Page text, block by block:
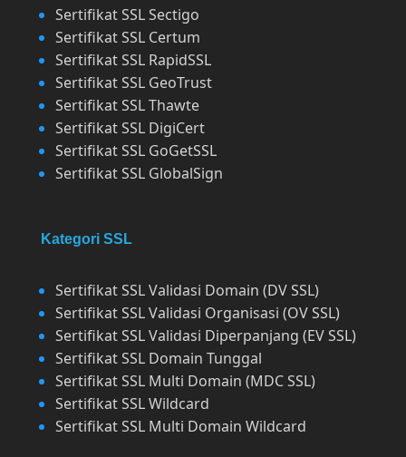
Sertifikat SSL Sectigo
Sertifikat SSL Certum
Sertifikat SSL RapidSSL
Sertifikat SSL GeoTrust
Sertifikat SSL Thawte
Sertifikat SSL DigiCert
Sertifikat SSL GoGetSSL
Sertifikat SSL GlobalSign
Kategori SSL
Sertifikat SSL Validasi Domain (DV SSL)
Sertifikat SSL Validasi Organisasi (OV SSL)
Sertifikat SSL Validasi Diperpanjang (EV SSL)
Sertifikat SSL Domain Tunggal
Sertifikat SSL Multi Domain (MDC SSL)
Sertifikat SSL Wildcard
Sertifikat SSL Multi Domain Wildcard